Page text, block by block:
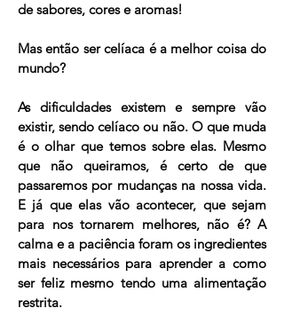
de sabores, cores e aromas!
Mas então ser celíaca é a melhor coisa do
mundo?
As dificuldades existem e sempre vão
existir, sendo celíaco ou não. O que muda
é o olhar que temos sobre elas. Mesmo
que não queiramos, é certo de que
passaremos por mudanças na nossa vida.
E já que elas vão acontecer, que sejam
para nos tornarem melhores, não é? A
calma e a paciência foram os ingredientes
mais necessários para aprender a como
ser feliz mesmo tendo uma alimentação
restrita.